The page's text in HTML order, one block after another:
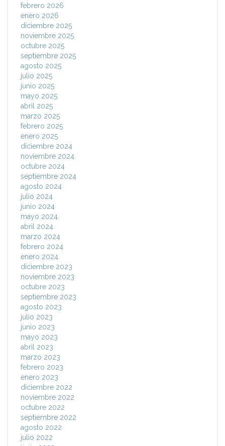
febrero 2026
enero 2026
diciembre 2025
noviembre 2025
octubre 2025
septiembre 2025
agosto 2025
julio 2025
junio 2025
mayo 2025
abril 2025
marzo 2025
febrero 2025
enero 2025
diciembre 2024
noviembre 2024
octubre 2024
septiembre 2024
agosto 2024
julio 2024
junio 2024
mayo 2024
abril 2024
marzo 2024
febrero 2024
enero 2024
diciembre 2023
noviembre 2023
octubre 2023
septiembre 2023
agosto 2023
julio 2023
junio 2023
mayo 2023
abril 2023
marzo 2023
febrero 2023
enero 2023
diciembre 2022
noviembre 2022
octubre 2022
septiembre 2022
agosto 2022
julio 2022